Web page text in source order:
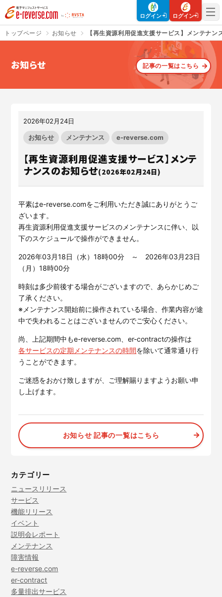
電子マニフェストサービス | e-reverse.com（イーリバースドットコ
ログイン ログイン
さよなら、紙マニフェスト
サービスサイトを見る
建設現場をICTでスマートに
入退場も、調整会議も、もっと
テムを提供するサービスです。
サービスサイトを見る
CO₂排出量を「見える化」して
の算出・可視化が可能な新しい
クラウドサービスです。
サービスサイトを見る
現場に伝える。伝わる。
ウ継承を支援するサービスで
サービスサイトを見る
元請会社の裁量で独自のポイン
トプログラムを簡便に構築でき
サービスサイトを見る
トップページ お知らせ 【再生資源利用促進支援サービス】メンテナン
お知らせ 記事の一覧はこちら
2026年02月24日
お知らせ メンテナンス e-reverse.com
【再生資源利用促進支援サービス】メンテ
ナンスのお知らせ(2026年02月24日)
平素はe-reverse.comをご利用いただき誠にありがとうご
ざいます。
再生資源利用促進支援サービスのメンテナンスに伴い、以
下のスケジュールで操作ができません。
2026年03月18日（水）18時00分 ～ 2026年03月23日
（月）18時00分
時刻は多少前後する場合がございますので、あらかじめご
了承ください。
※メンテナンス開始前に操作されている場合、作業内容が途
中で失われることはございませんのでご安心ください。
尚、上記期間中もe-reverse.com、er-contractの操作は
各サービスの定期メンテナンスの時間を除いて通常通り行
うことができます。
ご迷惑をおかけ致しますが、ご理解賜りますようお願い申
し上げます。
お知らせ 記事の一覧はこちら
カテゴリー
ニュースリリース
サービス
機能リリース
イベント
説明会レポート
メンテナンス
障害情報
e-reverse.com
er-contract
多量排出サービス